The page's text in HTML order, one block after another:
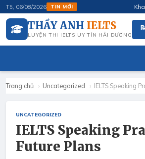
T5, 06/08/2026 TIN MỚI Khai
THẦY ANH IELTS
LUYỆN THI IELTS UY TÍN HẢI DƯƠNG
Trang chủ › Uncategorized › IELTS Speaking
UNCATEGORIZED
IELTS Speaking
Future Plans